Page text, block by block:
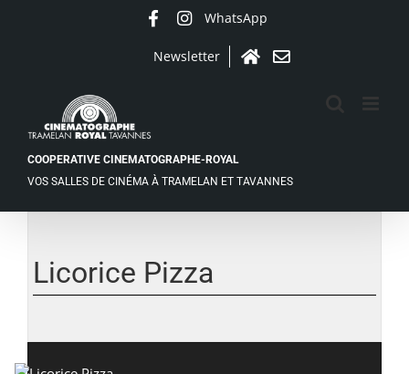
WhatsApp
Newsletter
AccueilContact
COOPERATIVE CINEMATOGRAPHE-ROYAL
VOS SALLES DE CINÉMA À TRAMELAN ET TAVANNES
agrandie
Licorice Pizza